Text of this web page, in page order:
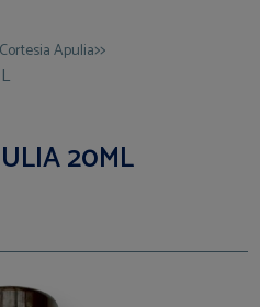
Apulia>>
20ML